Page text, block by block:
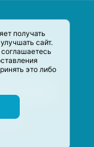
получать
сайт.
это либо
и услуги в РФ
2026